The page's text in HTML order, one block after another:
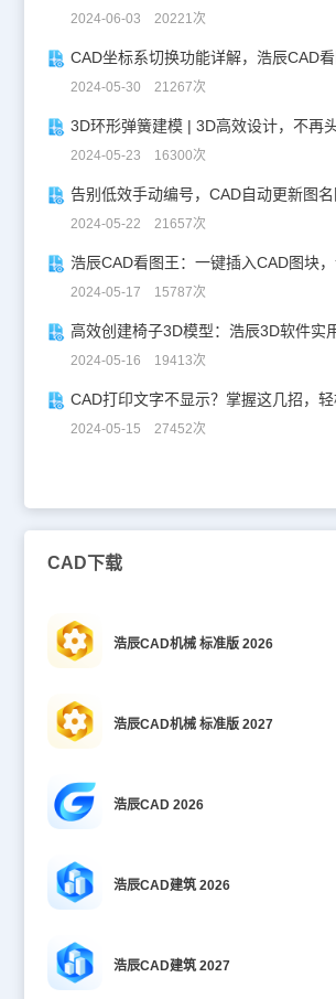
2024-06-03 20221次
2024-05-30 21267次
3D环形弹簧建模 | 3D高效设计，不再头
2024-05-23 16300次
2024-05-22 21657次
2024-05-17 15787次
2024-05-16 19413次
2024-05-15 27452次
CAD下载
浩辰CAD机械 标准版 2026
浩辰CAD机械 标准版 2027
浩辰CAD 2026
浩辰CAD建筑 2026
浩辰CAD建筑 2027